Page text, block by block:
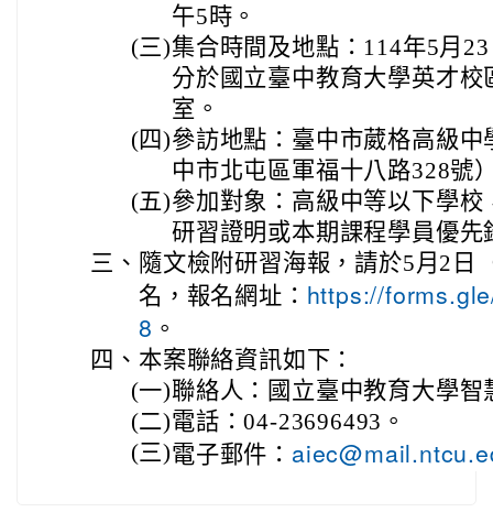
午5時。
(三)集合時間及地點：114年5月
分於國立臺中教育大學英才校
室。
(四)參訪地點：臺中市葳格高級
中市北屯區軍福十八路328號
(五)參加對象：高級中等以下學
研習證明或本期課程學員優
三、 隨文檢附研習海報，請於5月2日
名，報名網址： https://
8 。
四、 本案聯絡資訊如下：
(一)聯絡人：國立臺中教育大學
(二)電話：04-23696493。
(三)電子郵件：